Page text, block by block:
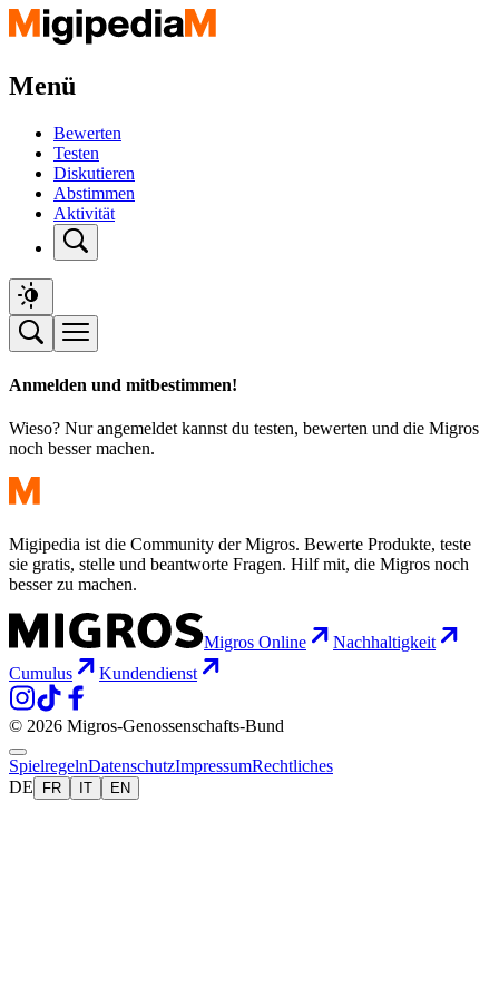
Menü
Bewerten
Testen
Diskutieren
Abstimmen
Aktivität
Anmelden und mitbestimmen!
Wieso? Nur angemeldet kannst du testen, bewerten und die Migros
noch besser machen.
Migipedia ist die Community der Migros. Bewerte Produkte, teste
sie gratis, stelle und beantworte Fragen. Hilf mit, die Migros noch
besser zu machen.
Migros Online
Nachhaltigkeit
Cumulus
Kundendienst
© 2026 Migros-Genossenschafts-Bund
SpielregelnDatenschutzImpressumRechtliches
DE
FR IT EN